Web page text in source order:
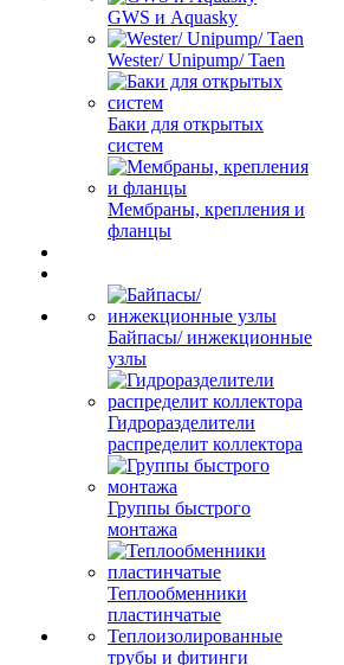
GWS и Aquasky
Wester/ Unipump/ Taen
Баки для открытых
систем
Мембраны, крепления и
фланцы
Байпасы/ инжекционные
узлы
Гидроразделители
распределит коллектора
Группы быстрого
монтажа
Теплообменники
пластинчатые
Теплоизолированные
трубы и фитинги